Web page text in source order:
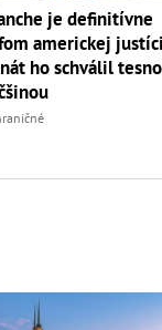
je definitívne
americkej
ho schválil